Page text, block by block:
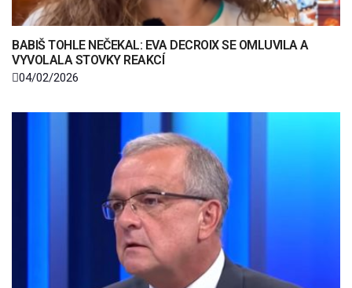
BABIŠ TOHLE NEČEKAL: EVA DECROIX SE OMLUVILA A
VYVOLALA STOVKY REAKCÍ
04/02/2026